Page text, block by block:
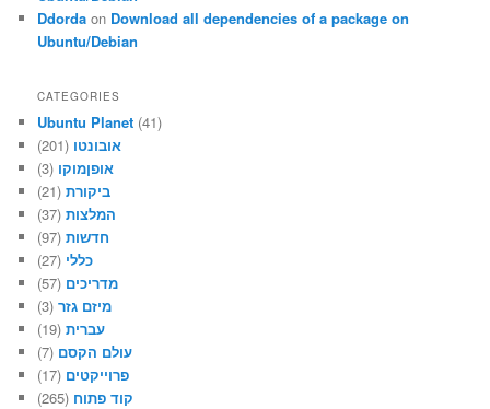
Ddorda on Download all dependencies of a package on
Ubuntu/Debian
CATEGORIES
Ubuntu Planet (41)
אובונטו (201)
אופןמוקו (3)
ביקורת(21)
המלצות(37)
חדשות(97)
כללי (27)
מדריכים (57)
מיזם גזר(3)
עברית(19)
עולם הקסם (7)
פרוייקטים (17)
קוד פתוח (265)